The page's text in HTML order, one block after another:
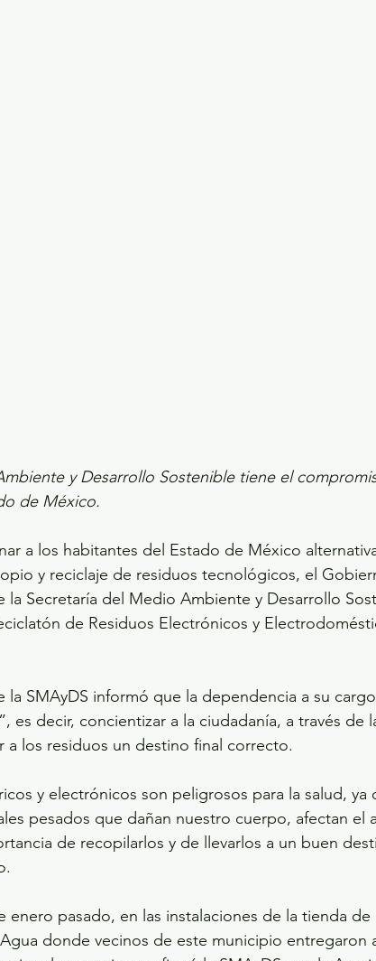
y Desarrollo Sostenible tiene el
de México.
a los habitantes del Estado de México
y reciclaje de residuos tecnológicos, el
la Secretaría del Medio Ambiente y Desarrollo
de Residuos Electrónicos y
SMAyDS informó que la dependencia a su
es decir, concientizar a la ciudadanía, a través de
a los residuos un destino final correcto.
y electrónicos son peligrosos para la salud, ya
pesados que dañan nuestro cuerpo, afectan el
de recopilarlos y de llevarlos a un buen
enero pasado, en las instalaciones de la tienda de
donde vecinos de este municipio entregaron